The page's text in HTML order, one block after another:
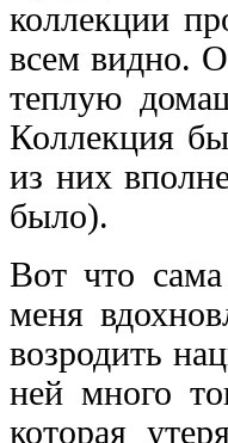
коллекции
всем видно.
теплую
Коллекция
из них
было).
Вот что сама
меня
возродить
ней много
которая